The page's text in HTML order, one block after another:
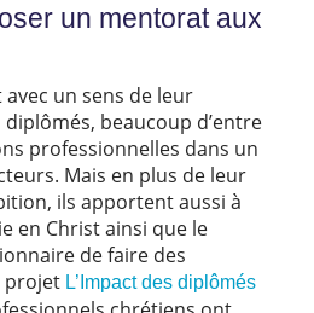
un mentorat aux
un sens de leur
beaucoup d’entre
professionnelles dans un
Mais en plus de leur
ils apportent aussi à
en Christ ainsi que le
de faire des
projet L’Impact des diplômés